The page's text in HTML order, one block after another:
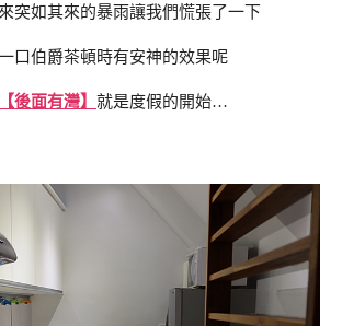
突如其來的暴雨讓我們慌張了一下
口伯爵茶頓時有安神的效果呢
【後面有灣】 就是度假的開始…